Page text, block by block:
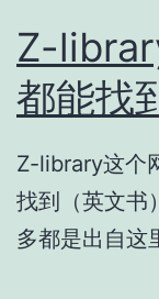
Z-
都能找
Z-library这个
找到（英文书
多都是出自这